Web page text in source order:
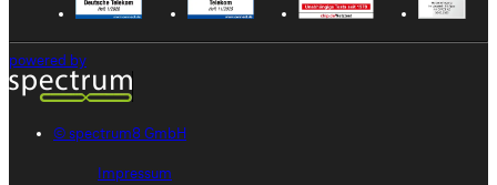
powered by
© spectrum8 GmbH
Impressum